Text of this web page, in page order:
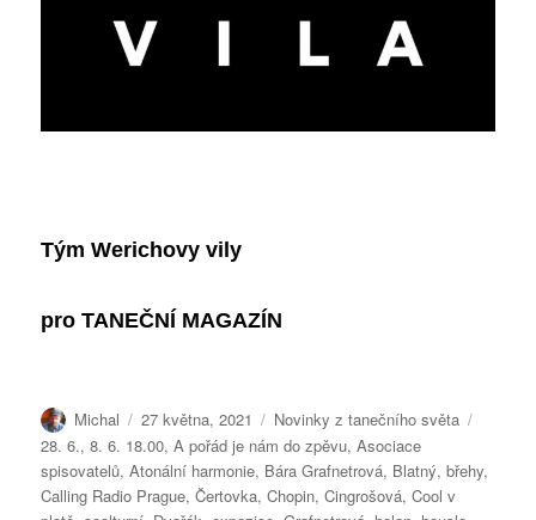
Tým Werichovy vily
pro TANEČNÍ MAGAZÍN
Autor:
Michal Publikováno:
27 května, 2021 Rubriky:
Novinky z tanečního světa
28. 6.,8. 6. 18.00,A pořád je nám do zpěvu,Asociace
spisovatelů,Atonální harmonie, Bára Grafnetrová, Blatný,břehy,
Calling Radio Prague,Čertovka,Chopin,Cingrošová,Cool v